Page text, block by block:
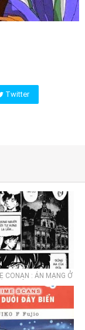
Twitter
CONAN : ÁN MẠNG Ở
HÔN